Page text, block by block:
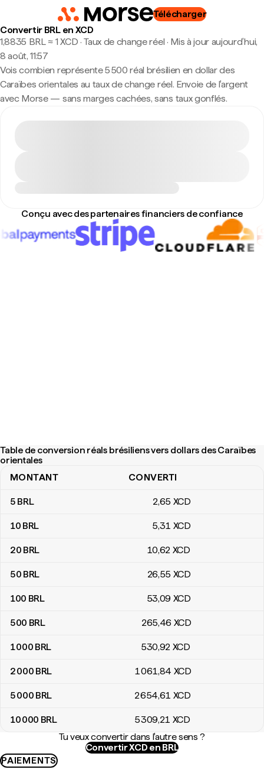
Télécharger
Convertir BRL en XCD
1,8835 BRL ≈ 1 XCD · Taux de change réel · Mis à jour aujourd’hui,
8 août, 11:57
Vois combien représente 5 500 réal brésilien en dollar des
Caraïbes orientales au taux de change réel. Envoie de l'argent
avec Morse — sans marges cachées, sans taux gonflés.
Conçu avec des partenaires financiers de confiance
Table de conversion réals brésiliens vers dollars des Caraïbes
orientales
Table de conversion réals brésiliens vers dollars des Caraïbes
MONTANT CONVERTI
5 BRL 2,65 XCD
10 BRL 5,31 XCD
20 BRL 10,62 XCD
50 BRL 26,55 XCD
100 BRL 53,09 XCD
500 BRL 265,46 XCD
1 000 BRL 530,92 XCD
2 000 BRL 1 061,84 XCD
5 000 BRL 2 654,61 XCD
10 000 BRL 5 309,21 XCD
Tu veux convertir dans l'autre sens ?
Convertir XCD en BRL
PAIEMENTS